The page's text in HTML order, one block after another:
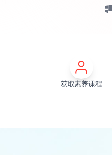
获取素养课程